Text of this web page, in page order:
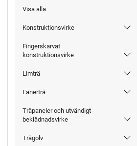
Visa alla
Konstruktionsvirke
Fingerskarvat
konstruktionsvirke
Limträ
Fanerträ
Träpaneler och utvändigt
beklädnadsvirke
Trägolv